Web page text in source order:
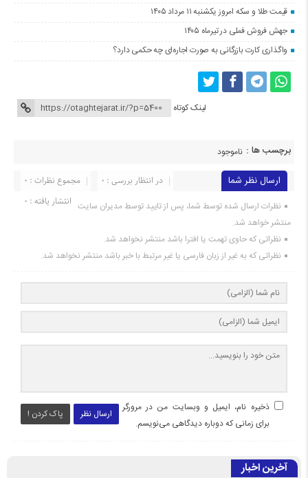
قیمت طلا و سکه امروز یکشنبه ۱۱ مرداد ۱۴۰۵
جهش فروش فملی در تیرماه ۱۴۰۵
واگذاری کارت بازرگانی به صورت اجاره‌ای چه حکمی دارد؟
لینک کوتاه
برچسب ها : ناموجود
ارسال نظر شما مجموع نظرات : 0
در انتظار بررسی : 0
انتشار یافته : 0 نظرات ارسال شده توسط شما، پس از تایید توسط مدیران سایت
منتشر خواهد شد.
نظراتی که حاوی تهمت یا افترا باشد منتشر نخواهد شد.
نظراتی که به غیر از زبان فارسی یا غیر مرتبط با خبر باشد منتشر نخواهد شد.
ارسال نظر پاک کردن !
ذخیره نام، ایمیل و وبسایت من در مرورگر
برای زمانی که دوباره دیدگاهی می‌نویسم.
آخرین اخبار